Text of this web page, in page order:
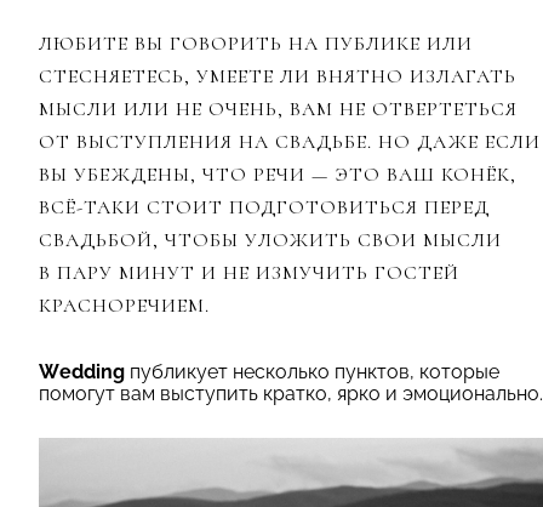
ЛЮБИТЕ ВЫ ГОВОРИТЬ НА ПУБЛИКЕ ИЛИ
СТЕСНЯЕТЕСЬ, УМЕЕТЕ ЛИ ВНЯТНО ИЗЛАГАТЬ
МЫСЛИ ИЛИ НЕ ОЧЕНЬ, ВАМ НЕ ОТВЕРТЕТЬСЯ
ОТ ВЫСТУПЛЕНИЯ НА СВАДЬБЕ. НО ДАЖЕ ЕСЛИ
ВЫ УБЕЖДЕНЫ, ЧТО РЕЧИ — ЭТО ВАШ КОНЁК,
ВСЁ-ТАКИ СТОИТ ПОДГОТОВИТЬСЯ ПЕРЕД
СВАДЬБОЙ, ЧТОБЫ УЛОЖИТЬ СВОИ МЫСЛИ
В ПАРУ МИНУТ И НЕ ИЗМУЧИТЬ ГОСТЕЙ
КРАСНОРЕЧИЕМ.
Wedding публикует несколько пунктов, которые
помогут вам выступить кратко, ярко и эмоционально.